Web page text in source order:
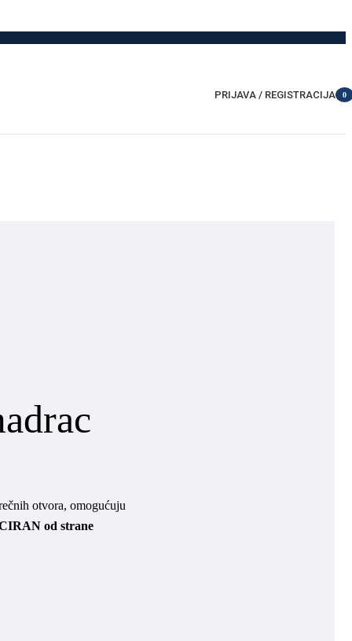
PRIJAVA / REGISTRACIJA
0
otvora, omogućuju
od strane